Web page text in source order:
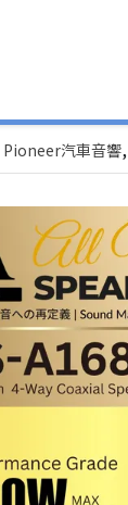
Pioneer汽車音響,